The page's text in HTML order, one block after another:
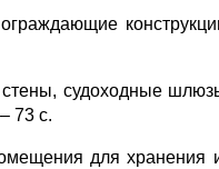
судоходные
73 с.
для хранения и